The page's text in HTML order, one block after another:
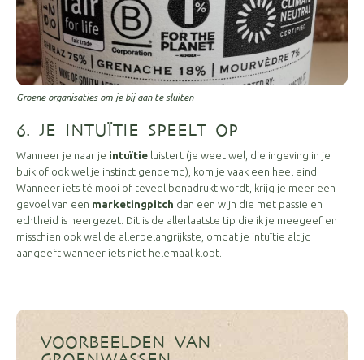
Groene organisaties om je bij aan te sluiten
6. JE INTUÏTIE SPEELT OP
Wanneer je naar je intuïtie luistert (je weet wel, die ingeving in je
buik of ook wel je instinct genoemd), kom je vaak een heel eind.
Wanneer iets té mooi of teveel benadrukt wordt, krijg je meer een
gevoel van een marketingpitch dan een wijn die met passie en
echtheid is neergezet. Dit is de allerlaatste tip die ik je meegeef en
misschien ook wel de allerbelangrijkste, omdat je intuïtie altijd
aangeeft wanneer iets niet helemaal klopt.
VOORBEELDEN VAN